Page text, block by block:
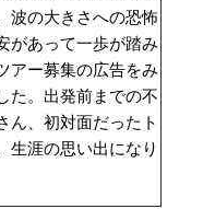
波の大きさへの恐怖
があって一歩が踏み
アー募集の広告をみ
た。出発前までの不
ん、初対面だったト
生涯の思い出になり